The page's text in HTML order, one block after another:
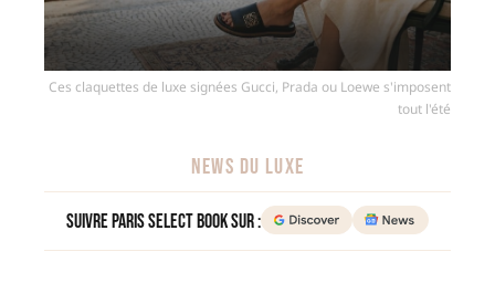
Ces claquettes de luxe signées Gucci, Prada ou Loewe s'imposent
tout l'été
NEWS DU LUXE
Suivre Paris Select Book sur :